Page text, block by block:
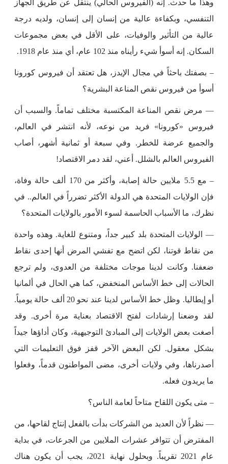
وهذا ما حدث. إنه (الفيروس الحالي) ينتقل عن طريق الجهاز
التنفسي، وبكفاءة عالية من إنسان إلى إنسان، ولديه درجة
عالية من التأثير والوفيات، على الأقل في بعض مجموعات
السكان. إنه أسوأ شيء رأيناه منذ 102 عام، أي منذ عام 1918.
– بصفتك باحثاً في مجال الإيدز، هل تعتقد أن فيروس كورونا
أسوأ من فيروس نقص المناعة البشرية؟
— مرض نقص المناعة المكتسبة مختلف تماماً. والسبب أن
فيروس «كورونا» فريد من نوعه، لأنه انتشر في العالم،
والجميع عرضة للخطر. وفي سبعة أو ثمانية أشهر، أصاب
الفيروس العالم بالشلل. أعني، لقد دمر الاقتصاد!
– مع 5.5 ملايين حالة إصابة، وأكثر من 170 ألف حالة وفاة،
فإن الولايات المتحدة هي الدولة الأكثر تضرراً في العالم.. في
نظرك، ما الأسباب الحاسمة لسوء الأمور بالولايات المتحدة؟
— الولايات المتحدة بلد كبير جداً، ومتنوع للغاية. وهذه واحدة
من نقاط قوتنا، لكن اتضح مع تفشي المرض أنها إحدى نقاط
ضعفنا. وكانت لدينا موجات مختلفة من العدوى، ولم ترجع
الحالات إلى خط الأساس المنخفض، كما هي الحال في ألمانيا
أو إيطاليا. وظل خط الأساس لدينا عند نحو 20 ألف حالة يومياً.
لقد وضعنا إرشادات لفتح الاقتصاد بعناية مرة أخرى. وقد
أصغت بعض الولايات إلى المبادئ التوجيهية، وكان أداؤها جيداً
بشكل معقول. لكن البعض الآخر قفز فوق التعليمات التي
أصدرناها، وفي ولايات أخرى، مضى المواطنون قدماً، وفعلوا
ما يريدون فعله.
– متى يكون اللقاح متاحاً لعامة الناس؟
— نظراً لأن العديد من الشركات بدأت بالفعل إنتاج لقاحها، من
المفترض أن تتوافر عشرات الملايين من الجرعات، في بداية
عام 2021 تقريباً. وبحلول نهاية 2021، يجب أن يكون هناك